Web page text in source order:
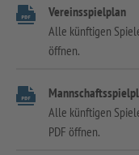
Vereinsspielplan
Alle künftigen
öffnen.
Alle künftigen
PDF öffnen.